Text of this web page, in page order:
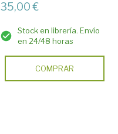
35,00 €
Stock en librería. Envío
en 24/48 horas
COMPRAR